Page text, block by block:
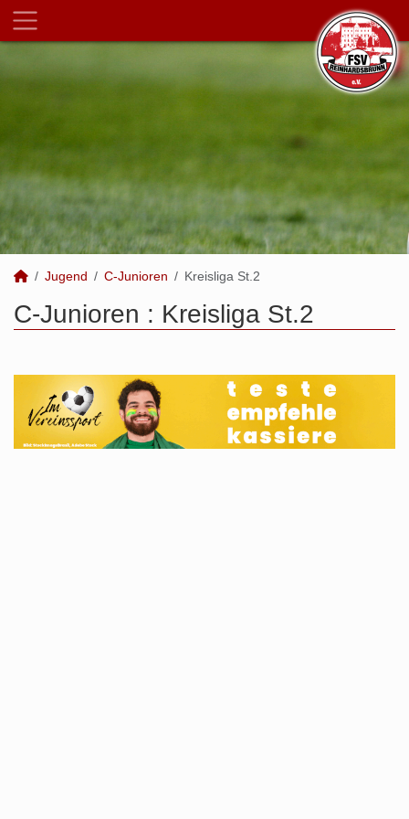
Jugend C-Junioren Kreisliga St.2
C-Junioren : Kreisliga St.2